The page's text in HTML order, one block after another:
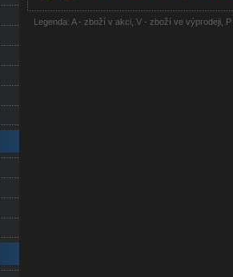
Legenda: A - zboží v akci, V - zboží ve výprodeji,